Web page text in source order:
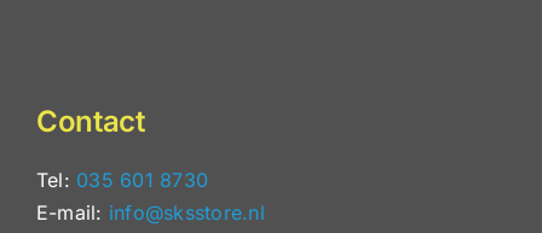
Contact
Tel: 035 601 8730
E-mail: info@sksstore.nl